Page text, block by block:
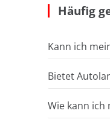
Häufig
Kann ich
Bietet
Wie kann ich